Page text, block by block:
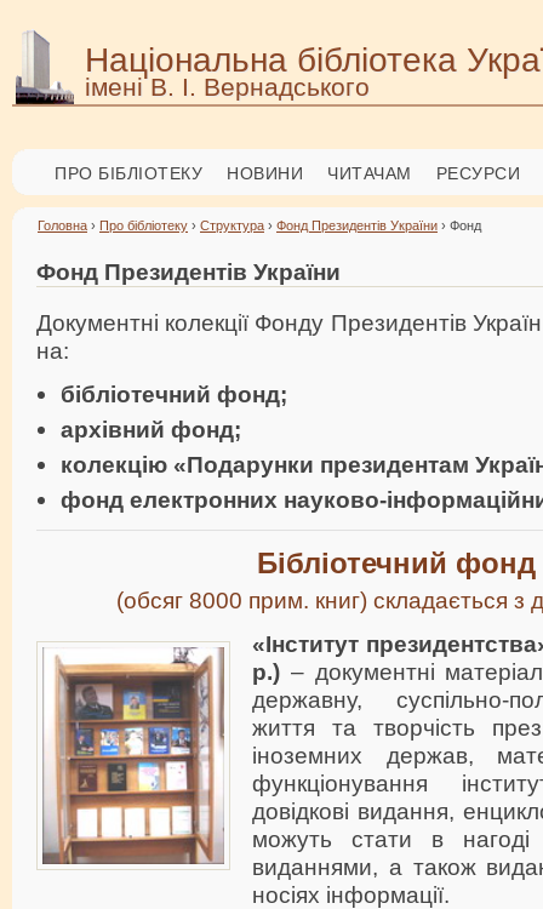
Національна бібліотека
імені В. І. Вернадського
ПРО БІБЛІОТЕКУ НОВИНИ ЧИТАЧАМ РЕСУРСИ
Головна › Про бібліотеку › Структура › Фонд Президентів України › Фонд
Фонд Президентів України
Документні колекції Фонду Президентів
на:
бібліотечний фонд;
архівний фонд;
колекцію «Подарунки президентам
фонд електронних науково-
Бібліотечний фонд
(обсяг 8000 прим. книг) складається з
«Інститут
р.) – документні
державну, суспільно-
життя та творчість
іноземних держав,
функціонування
довідкові видання,
можуть стати в
виданнями, а також
носіях інформації.